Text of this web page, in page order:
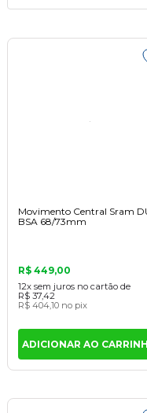
Movimento Central Sram
BSA 68/73mm
R$ 449,00
12x sem juros no cartãode
R$ 37,42
R$ 404,10 no pix
ADICIONAR AO